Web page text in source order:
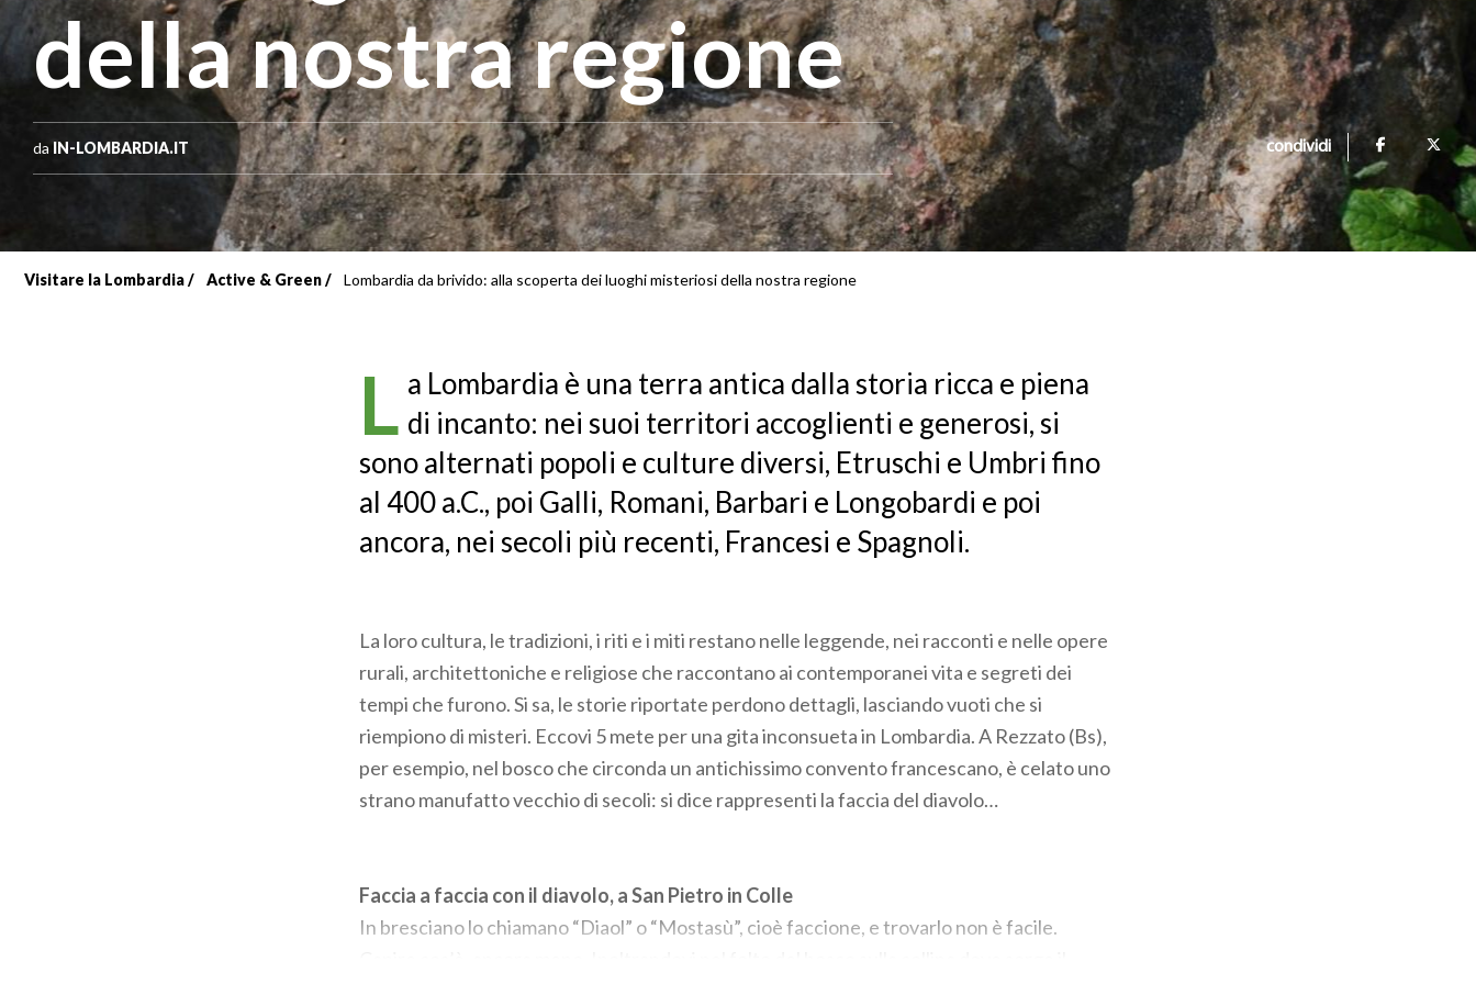
della nostra regione
daIN-LOMBARDIA.IT condividi
Visitare la Lombardia Active & Green Lombardia da brivido: alla scoperta dei luoghi misteriosi della nostra regione
L a Lombardia è una terra antica dalla storia ricca e piena
di incanto: nei suoi territori accoglienti e generosi, si
sono alternati popoli e culture diversi, Etruschi e Umbri fino
al 400 a.C., poi Galli, Romani, Barbari e Longobardi e poi
ancora, nei secoli più recenti, Francesi e Spagnoli.
La loro cultura, le tradizioni, i riti e i miti restano nelle leggende, nei racconti e nelle opere
rurali, architettoniche e religiose che raccontano ai contemporanei vita e segreti dei
tempi che furono. Si sa, le storie riportate perdono dettagli, lasciando vuoti che si
riempiono di misteri. Eccovi 5 mete per una gita inconsueta in Lombardia. A Rezzato (Bs),
per esempio, nel bosco che circonda un antichissimo convento francescano, è celato uno
strano manufatto vecchio di secoli: si dice rappresenti la faccia del diavolo…
Faccia a faccia con il diavolo, a San Pietro in Colle
In bresciano lo chiamano “Diaol” o “Mostasù”, cioè faccione, e trovarlo non è facile.